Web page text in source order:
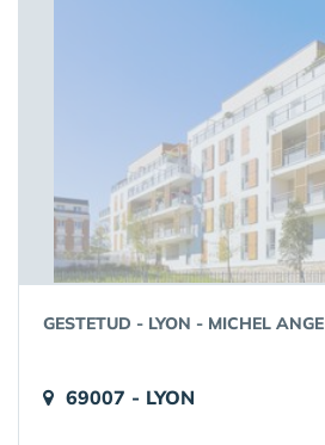
GESTETUD - LYON - MICHEL ANGE
69007 - LYON